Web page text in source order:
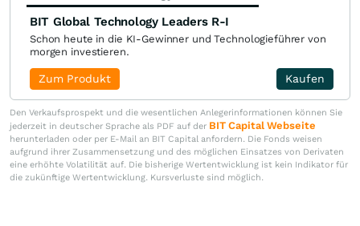
BIT Global Technology Leaders R-I
Schon heute in die KI-Gewinner und Technologieführer von
morgen investieren.
Kaufen
Zum Produkt
Den Verkaufsprospekt und die wesentlichen Anlegerinformationen können Sie
jederzeit in deutscher Sprache als PDF auf der BIT Capital Webseite
herunterladen oder per E-Mail an BIT Capital anfordern. Die Fonds weisen
aufgrund ihrer Zusammensetzung und des möglichen Einsatzes von Derivaten
eine erhöhte Volatilität auf. Die bisherige Wertentwicklung ist kein Indikator für
die zukünftige Wertentwicklung. Kursverluste sind möglich.